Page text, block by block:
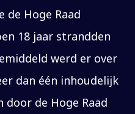
de Hoge Raad
18 jaar strandden
werd er over
dan één inhoudelijk
de Hoge Raad